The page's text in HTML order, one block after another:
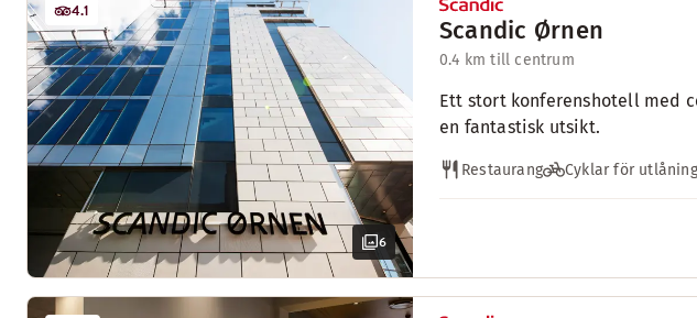
6
4.1
Scandic Ørnen
0.4 km till centrum
Ett stort konferenshotell med
en fantastisk utsikt.
Restaurang Cyklar för utlåning